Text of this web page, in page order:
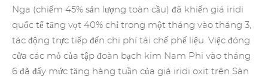
Nga (chiếm 45% sản lượng toàn cầu) đã khiến giá iridi
quốc tế tăng vọt 40% chỉ trong một tháng vào tháng 3,
tác động trực tiếp đến chi phí tái chế phế liệu. Việc đóng
cửa các mỏ của tập đoàn bạch kim Nam Phi vào tháng
6 đã đẩy mức tăng hàng tuần của giá iridi oxit trên Sàn